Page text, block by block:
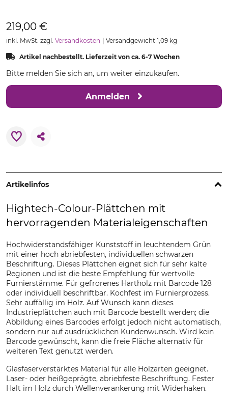
219,00 €
inkl. MwSt. zzgl. Versandkosten Versandgewicht 1,09 kg
Artikel nachbestellt. Lieferzeit von ca. 6-7 Wochen
Bitte melden Sie sich an, um weiter einzukaufen.
Anmelden
Artikelinfos
Hightech-Colour-Plättchen mit
hervorragenden Materialeigenschaften
Hochwiderstandsfähiger Kunststoff in leuchtendem Grün
mit einer hoch abriebfesten, individuellen schwarzen
Beschriftung. Dieses Plättchen eignet sich für sehr kalte
Regionen und ist die beste Empfehlung für wertvolle
Furnierstämme. Für gefrorenes Hartholz mit Barcode 128
oder individuell beschriftbar. Kochfest im Furnierprozess.
Sehr auffällig im Holz. Auf Wunsch kann dieses
Industrieplättchen auch mit Barcode bestellt werden; die
Abbildung eines Barcodes erfolgt jedoch nicht automatisch,
sondern nur auf ausdrücklichen Kundenwunsch. Wird kein
Barcode gewünscht, kann die freie Fläche alternativ für
weiteren Text genutzt werden.
Glasfaserverstärktes Material für alle Holzarten geeignet.
Laser- oder heißgeprägte, abriebfeste Beschriftung. Fester
Halt im Holz durch Wellenverankerung mit Widerhaken.